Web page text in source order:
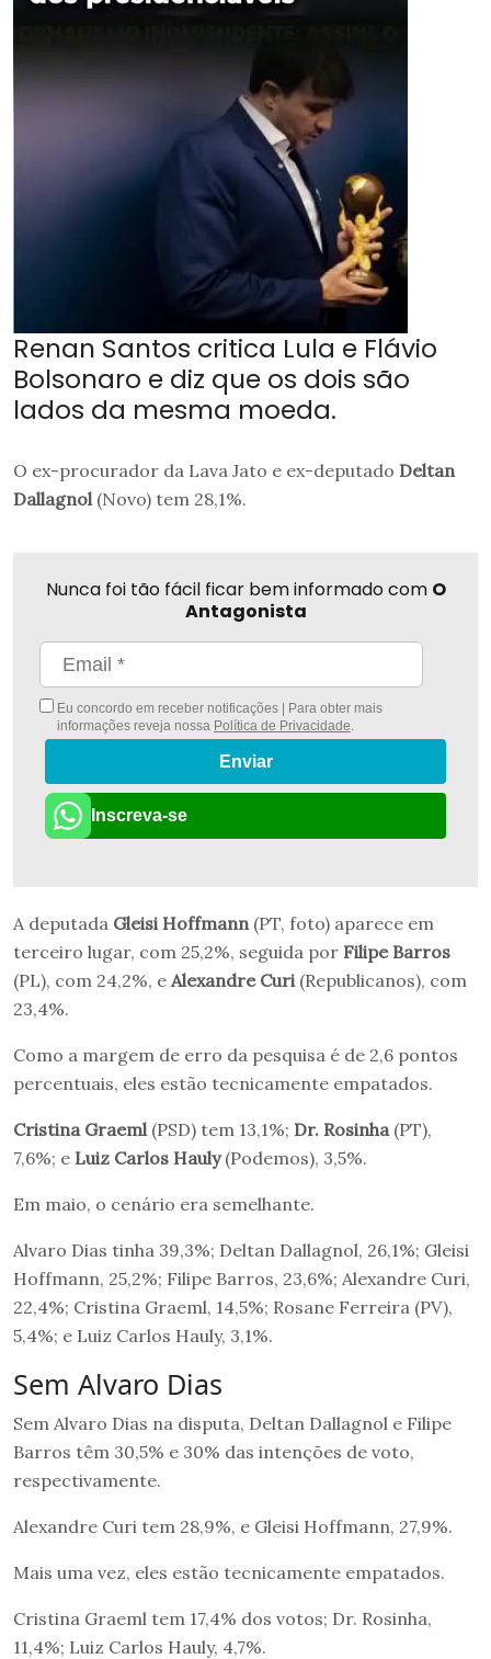
Renan Santos critica Lula e Flávio
Bolsonaro e diz que os dois são
lados da mesma moeda.
O ex-procurador da Lava Jato e ex-deputado Deltan
Dallagnol(Novo) tem 28,1%.
Nunca foi tão fácil ficar bem informado com O
Antagonista
Eu concordo em receber notificações | Para obter mais
informações reveja nossa Política de Privacidade.
Enviar
Inscreva-se
A deputada Gleisi Hoffmann (PT, foto) aparece em
terceiro lugar, com 25,2%, seguida por Filipe Barros
(PL), com 24,2%, e Alexandre Curi (Republicanos), com
23,4%.
Como a margem de erro da pesquisa é de 2,6 pontos
percentuais, eles estão tecnicamente empatados.
Cristina Graeml (PSD) tem 13,1%; Dr. Rosinha (PT),
7,6%; e Luiz Carlos Hauly(Podemos), 3,5%.
Em maio, o cenário era semelhante.
Alvaro Dias tinha 39,3%; Deltan Dallagnol, 26,1%; Gleisi
Hoffmann, 25,2%; Filipe Barros, 23,6%; Alexandre Curi,
22,4%; Cristina Graeml, 14,5%; Rosane Ferreira (PV),
5,4%; e Luiz Carlos Hauly, 3,1%.
Sem Alvaro Dias
Sem Alvaro Dias na disputa, Deltan Dallagnol e Filipe
Barros têm 30,5% e 30% das intenções de voto,
respectivamente.
Alexandre Curi tem 28,9%, e Gleisi Hoffmann, 27,9%.
Mais uma vez, eles estão tecnicamente empatados.
Cristina Graeml tem 17,4% dos votos; Dr. Rosinha,
11,4%; Luiz Carlos Hauly, 4,7%.